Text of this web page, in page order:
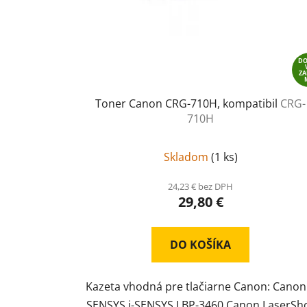
Toner Canon CRG-710H, kompatibil CRG-
710H
Skladom (1 ks)
24,23 € bez DPH
29,80 €
DO KOŠÍKA
Kazeta vhodná pre tlačiarne Canon: